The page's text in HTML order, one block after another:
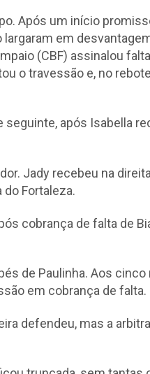
Após um início
em
(CBF) assinalou
o travessão e, no
após Isabella
Jady recebeu na
Fortaleza.
cobrança de falta de
de Paulinha. Aos cinco
em cobrança de falta.
defendeu, mas a